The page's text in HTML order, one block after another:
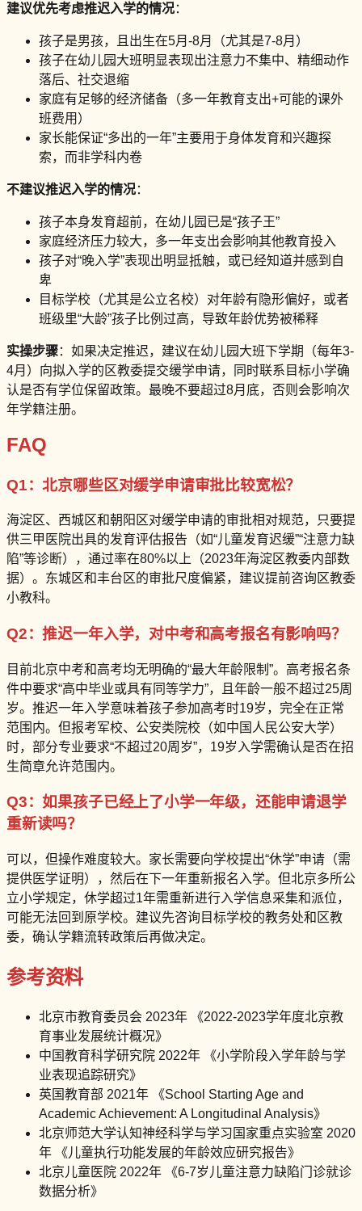
建议优先考虑推迟入学的情况：
孩子是男孩，且出生在5月-8月（尤其是7-8月）
孩子在幼儿园大班明显表现出注意力不集中、精细动作
落后、社交退缩
家庭有足够的经济储备（多一年教育支出+可能的课外
班费用）
家长能保证“多出的一年”主要用于身体发育和兴趣探
索，而非学科内卷
不建议推迟入学的情况：
孩子本身发育超前，在幼儿园已是“孩子王”
家庭经济压力较大，多一年支出会影响其他教育投入
孩子对“晚入学”表现出明显抵触，或已经知道并感到自
卑
目标学校（尤其是公立名校）对年龄有隐形偏好，或者
班级里“大龄”孩子比例过高，导致年龄优势被稀释
实操步骤：如果决定推迟，建议在幼儿园大班下学期（每年3-
4月）向拟入学的区教委提交缓学申请，同时联系目标小学确
认是否有学位保留政策。最晚不要超过8月底，否则会影响次
年学籍注册。
FAQ
Q1：北京哪些区对缓学申请审批比较宽松？
海淀区、西城区和朝阳区对缓学申请的审批相对规范，只要提
供三甲医院出具的发育评估报告（如“儿童发育迟缓”“注意力缺
陷”等诊断），通过率在80%以上（2023年海淀区教委内部数
据）。东城区和丰台区的审批尺度偏紧，建议提前咨询区教委
小教科。
Q2：推迟一年入学，对中考和高考报名有影响吗？
目前北京中考和高考均无明确的“最大年龄限制”。高考报名条
件中要求“高中毕业或具有同等学力”，且年龄一般不超过25周
岁。推迟一年入学意味着孩子参加高考时19岁，完全在正常
范围内。但报考军校、公安类院校（如中国人民公安大学）
时，部分专业要求“不超过20周岁”，19岁入学需确认是否在招
生简章允许范围内。
Q3：如果孩子已经上了小学一年级，还能申请退学
重新读吗？
可以，但操作难度较大。家长需要向学校提出“休学”申请（需
提供医学证明），然后在下一年重新报名入学。但北京多所公
立小学规定，休学超过1年需重新进行入学信息采集和派位，
可能无法回到原学校。建议先咨询目标学校的教务处和区教
委，确认学籍流转政策后再做决定。
参考资料
北京市教育委员会 2023年 《2022-2023学年度北京教
育事业发展统计概况》
中国教育科学研究院 2022年 《小学阶段入学年龄与学
业表现追踪研究》
英国教育部 2021年 《School Starting Age and
Academic Achievement: A Longitudinal Analysis》
北京师范大学认知神经科学与学习国家重点实验室 2020
年 《儿童执行功能发展的年龄效应研究报告》
北京儿童医院 2022年 《6-7岁儿童注意力缺陷门诊就诊
数据分析》